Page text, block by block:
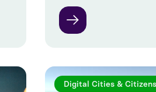
Digital Cities & Citizens